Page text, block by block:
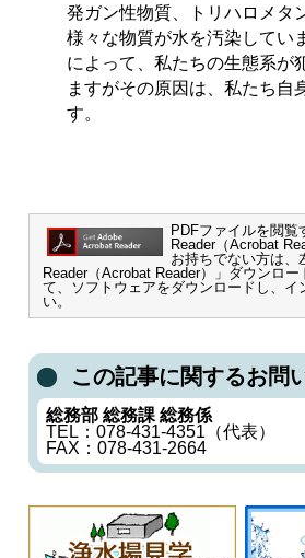
発ガン性物質、トリハロメタ
様々な物質が水を汚染してい
によって、私たちの生態系が
ますがその原因は、私たち自
す。
PDFファイルを閲覧
Reader（Acrobat
お持ちでない方は、
Reader（Acrobat Reader）」ダウンロ
て、ソフトウェアをダウンロードし、イ
い。
この記事に関するお問
総務部 総務課 総務係
TEL：078-431-4351（代表）
FAX：078-431-2664